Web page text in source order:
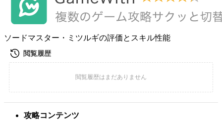
ソードマスター・ミツルギの評価とスキル性能
攻略コンテンツ